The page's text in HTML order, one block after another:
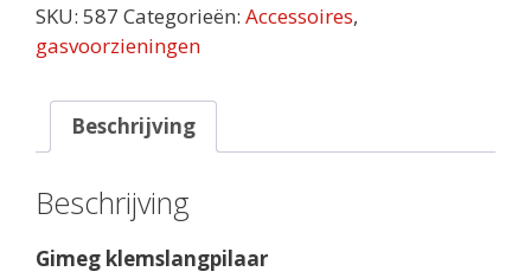
SKU: 587 Categorieën: Accessoires,
gasvoorzieningen
Beschrijving
Beschrijving
Gimeg klemslangpilaar